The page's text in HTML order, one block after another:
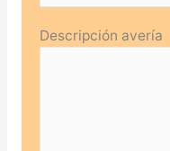
Descripción avería